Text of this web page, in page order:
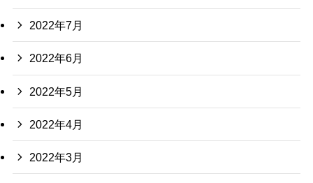
2022年7月
2022年6月
2022年5月
2022年4月
2022年3月